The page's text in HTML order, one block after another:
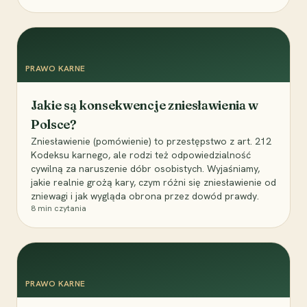
PRAWO KARNE
Jakie są konsekwencje zniesławienia w
Polsce?
Zniesławienie (pomówienie) to przestępstwo z art. 212
Kodeksu karnego, ale rodzi też odpowiedzialność
cywilną za naruszenie dóbr osobistych. Wyjaśniamy,
jakie realnie grożą kary, czym różni się zniesławienie od
zniewagi i jak wygląda obrona przez dowód prawdy.
8 min czytania
PRAWO KARNE